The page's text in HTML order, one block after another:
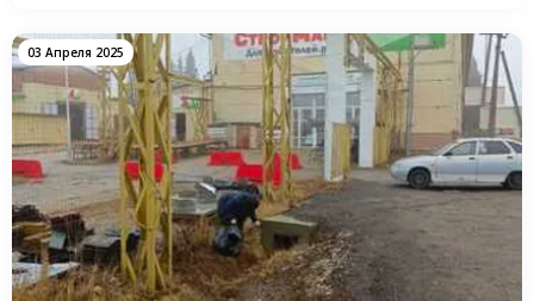
03 Апреля 2025